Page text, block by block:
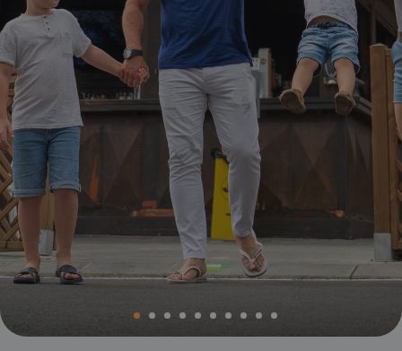
BC™ Music Resort
(Recommended for Adults)
Magic Atrium Plaza
OROPESA DEL MAR
Pontiana Thalasso Hotel
Magic Sports Hotel
Magic Games Hotel
Magic Fantasy Hotel
Magic Inn Hotel
Appartements Magic World
VILLAREAL
Hotel Vila-Real Palace
Hotel Vila-real Marina Azul
Calendrier d'ouverture et de fermeture